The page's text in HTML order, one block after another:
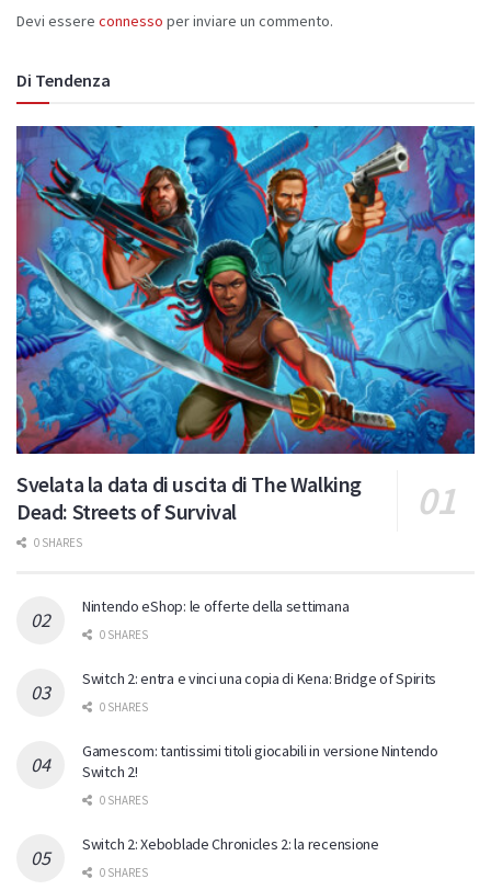
Devi essere connesso per inviare un commento.
Di Tendenza
Svelata la data di uscita di The Walking
Dead: Streets of Survival
0 SHARES
Nintendo eShop: le offerte della settimana
0 SHARES
Switch 2: entra e vinci una copia di Kena: Bridge of Spirits
0 SHARES
Gamescom: tantissimi titoli giocabili in versione Nintendo
Switch 2!
0 SHARES
Switch 2: Xeboblade Chronicles 2: la recensione
0 SHARES